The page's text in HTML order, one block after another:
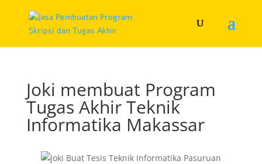
Joki membuat Program
Tugas Akhir Teknik
Informatika Makassar